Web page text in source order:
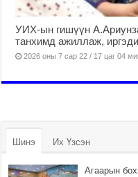
УИХ-ын гишүүн
танхимд ажиллаж,
2026 оны 7 сар 22 / 17 цаг 04
Шинэ Их Үзсэн
Агаарын